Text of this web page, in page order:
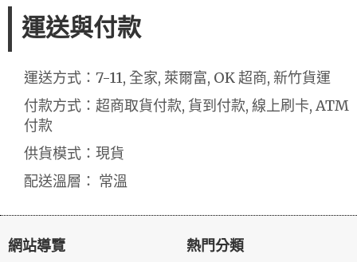
運送與付款
運送方式：7-11, 全家, 萊爾富, OK 超商, 新竹貨運
付款方式：超商取貨付款, 貨到付款, 線上刷卡, ATM
付款
供貨模式：現貨
配送溫層： 常溫
網站導覽 熱門分類